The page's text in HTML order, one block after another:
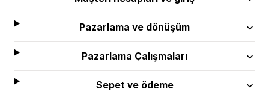
Pazarlama ve dönüşüm
Pazarlama Çalışmaları
Sepet ve ödeme